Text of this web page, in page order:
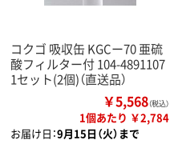
コクゴ 吸収缶 KGCー70 亜硫
酸フィルター付 104-4891107
1セット(2個)（直送品）
￥5,568（税込）
1個あたり ￥2,784
お届け日：9月15日（火）まで